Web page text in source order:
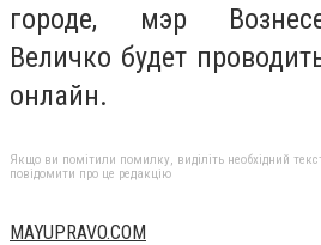
городе, мэр
Величко будет
онлайн.
Якщо ви помітили помилку, виділіть необхідний
повідомити про це редакцію
MAYUPRAVO.COM